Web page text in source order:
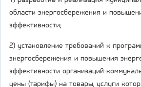
области энергосбережения и
эффективности;
2) установление требований к
энергосбережения и повышения
эффективности организаций
цены (тарифы) на товары, услуги